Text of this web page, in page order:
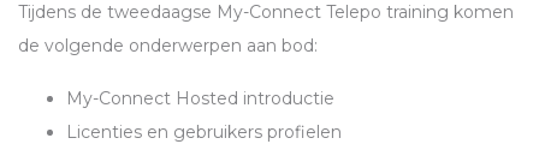
Tijdens de tweedaagse My-Connect Telepo training komen
de volgende onderwerpen aan bod:
My-Connect Hosted introductie
Licenties en gebruikers profielen